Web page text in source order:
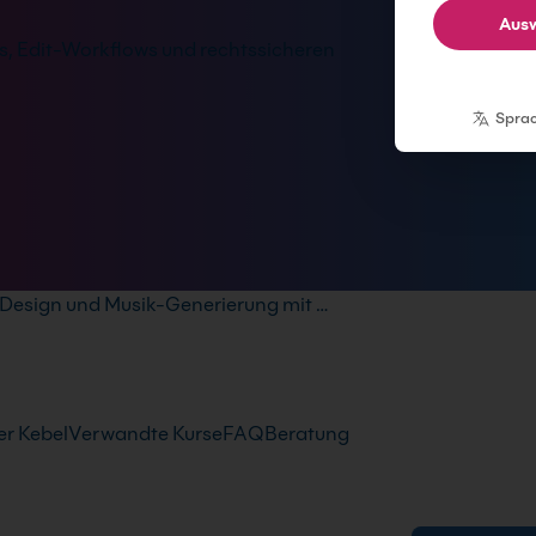
Edit-Workflows und rechtssicheren
und Musik-Generierung mit …
KebelVerwandte KurseFAQBeratung